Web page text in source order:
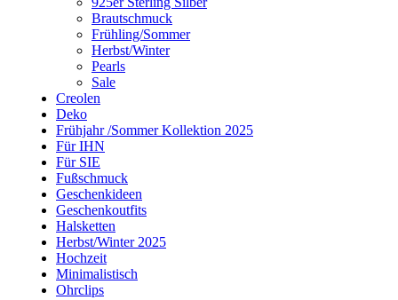
Brautschmuck
Frühling/Sommer
Herbst/Winter
Pearls
Sale
Creolen
Deko
Frühjahr /Sommer Kollektion 2025
Für IHN
Für SIE
Fußschmuck
Geschenkideen
Geschenkoutfits
Halsketten
Herbst/Winter 2025
Hochzeit
Minimalistisch
Ohrclips